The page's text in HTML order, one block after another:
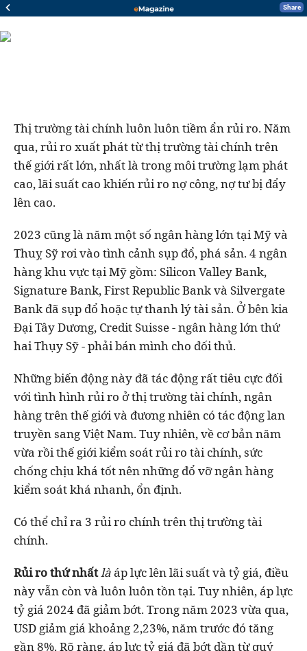
Share
Thị trường tài chính luôn luôn tiềm ẩn rủi ro. Năm
qua, rủi ro xuất phát từ thị trường tài chính trên
thế giới rất lớn, nhất là trong môi trường lạm phát
cao, lãi suất cao khiến rủi ro nợ công, nợ tư bị đẩy
lên cao.
2023 cũng là năm một số ngân hàng lớn tại Mỹ và
Thuỵ Sỹ rơi vào tình cảnh sụp đổ, phá sản. 4 ngân
hàng khu vực tại Mỹ gồm: Silicon Valley Bank,
Signature Bank, First Republic Bank và Silvergate
Bank đã sụp đổ hoặc tự thanh lý tài sản. Ở bên kia
Đại Tây Dương, Credit Suisse - ngân hàng lớn thứ
hai Thụy Sỹ - phải bán mình cho đối thủ.
Những biến động này đã tác động rất tiêu cực đối
với tình hình rủi ro ở thị trường tài chính, ngân
hàng trên thế giới và đương nhiên có tác động lan
truyền sang Việt Nam. Tuy nhiên, về cơ bản năm
vừa rồi thế giới kiểm soát rủi ro tài chính, sức
chống chịu khá tốt nên những đổ vỡ ngân hàng
kiểm soát khá nhanh, ổn định.
Có thể chỉ ra 3 rủi ro chính trên thị trường tài
chính.
Rủi ro thứ nhấtlà áp lực lên lãi suất và tỷ giá, điều
này vẫn còn và luôn luôn tồn tại. Tuy nhiên, áp lực
tỷ giá 2024 đã giảm bớt. Trong năm 2023 vừa qua,
USD giảm giá khoảng 2,23%, năm trước đó tăng
gần 8%. Rõ ràng, áp lực tỷ giá đã bớt dần từ quý